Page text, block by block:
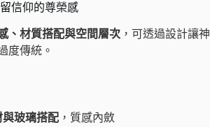
信仰的尊榮感
、材質搭配與空間層次 ，可透過設計讓神
度傳統。
玻璃搭配 ，質感內斂